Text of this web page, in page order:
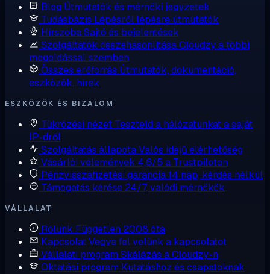
Blog Útmutatók és mérnöki jegyzetek
Tudásbázis Lépésről lépésre útmutatók
HírszobaSajtó és bejelentések
Szolgáltatók összehasonlításaCloudzy a többi
megoldással szemben
Összes erőforrás Útmutatók, dokumentáció,
eszközök, hírek
ESZKÖZÖK ÉS BIZALOM
Tükrözési nézet Teszteld a hálózatunkat a saját
IP-dről
Szolgáltatás állapotaValós idejű elérhetőség
Vásárlói vélemények 4,6/5 a Trustpiloton
Pénzvisszafizetési garancia14 nap, kérdés nélkül
Támogatás kérése 24/7, valódi mérnökök
VÁLLALAT
Rólunk Független 2008 óta
KapcsolatVegye fel velünk a kapcsolatot
Vállalati program Skálázás a Cloudzy-n
Oktatási program Kutatáshoz és csapatoknak